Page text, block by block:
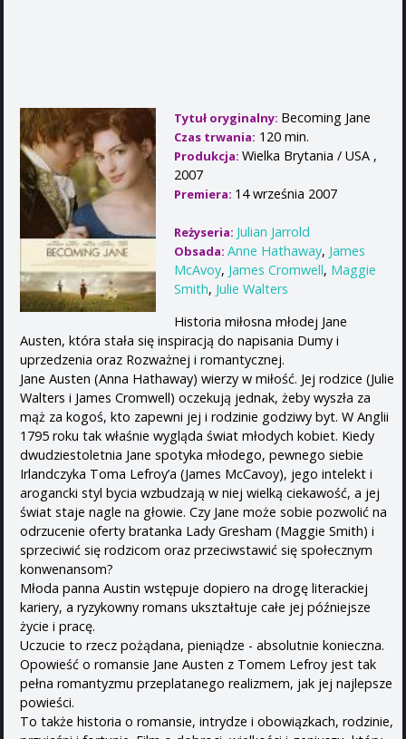
Tytuł oryginalny: Becoming Jane
Czas trwania: 120 min.
Produkcja: Wielka Brytania / USA ,
2007
Premiera: 14 września 2007
Reżyseria: Julian Jarrold
Obsada: Anne Hathaway, James
McAvoy, James Cromwell, Maggie
Smith, Julie Walters
Historia miłosna młodej Jane
Austen, która stała się inspiracją do napisania Dumy i
uprzedzenia oraz Rozważnej i romantycznej.
Jane Austen (Anna Hathaway) wierzy w miłość. Jej rodzice (Julie
Walters i James Cromwell) oczekują jednak, żeby wyszła za
mąż za kogoś, kto zapewni jej i rodzinie godziwy byt. W Anglii
1795 roku tak właśnie wygląda świat młodych kobiet. Kiedy
dwudziestoletnia Jane spotyka młodego, pewnego siebie
Irlandczyka Toma Lefroy’a (James McCavoy), jego intelekt i
arogancki styl bycia wzbudzają w niej wielką ciekawość, a jej
świat staje nagle na głowie. Czy Jane może sobie pozwolić na
odrzucenie oferty bratanka Lady Gresham (Maggie Smith) i
sprzeciwić się rodzicom oraz przeciwstawić się społecznym
konwenansom?
Młoda panna Austin wstępuje dopiero na drogę literackiej
kariery, a ryzykowny romans ukształtuje całe jej późniejsze
życie i pracę.
Uczucie to rzecz pożądana, pieniądze - absolutnie konieczna.
Opowieść o romansie Jane Austen z Tomem Lefroy jest tak
pełna romantyzmu przeplatanego realizmem, jak jej najlepsze
powieści.
To także historia o romansie, intrydze i obowiązkach, rodzinie,